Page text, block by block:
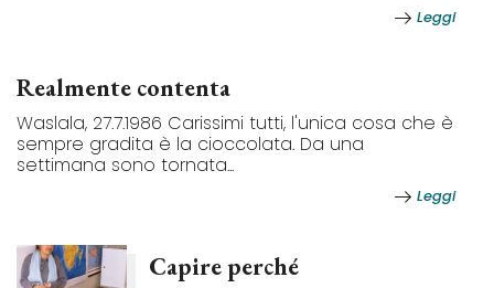
Leggi
Realmente contenta
Waslala, 27.7.1986 Carissimi tutti, l'unica cosa che è
sempre gradita è la cioccolata. Da una
settimana sono tornata...
Leggi
Capire perché